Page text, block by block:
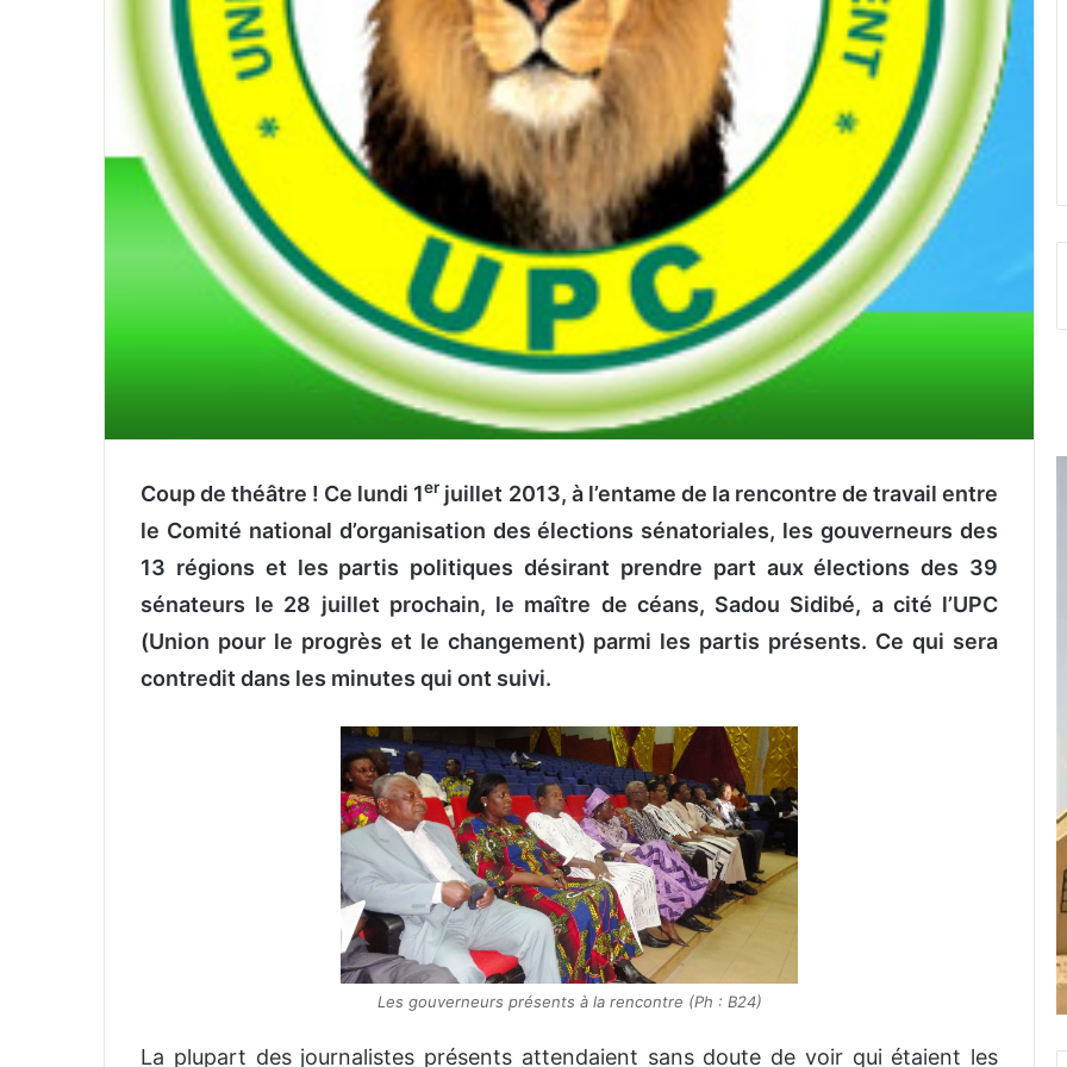
Coup de théâtre ! Ce lundi 1er juillet 2013, à l’entame de la rencontre de travail entre
le Comité national d’organisation des élections sénatoriales, les gouverneurs des
13 régions et les partis politiques désirant prendre part aux élections des 39
sénateurs le 28 juillet prochain, le maître de céans, Sadou Sidibé, a cité l’UPC
(Union pour le progrès et le changement) parmi les partis présents. Ce qui sera
contredit dans les minutes qui ont suivi.
Les gouverneurs présents à la rencontre (Ph : B24)
La plupart des journalistes présents attendaient sans doute de voir qui étaient les